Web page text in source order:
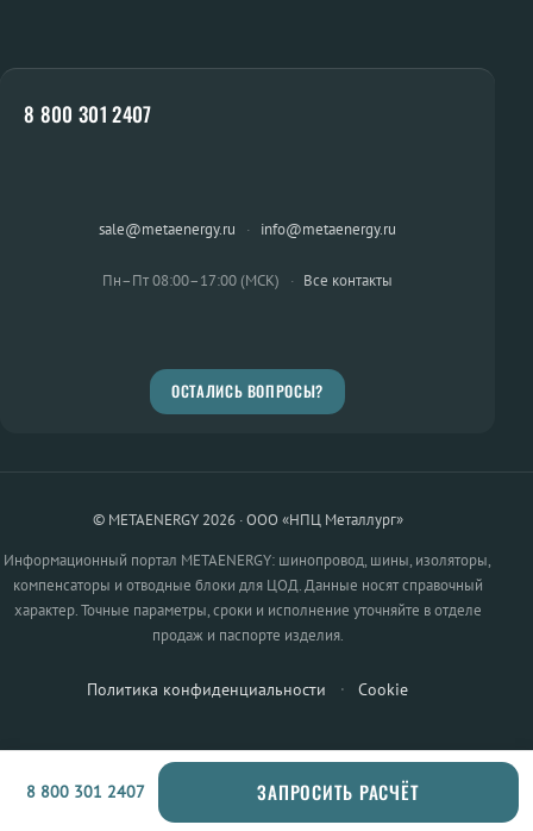
8 800 301 2407
sale@metaenergy.ru · info@metaenergy.ru
Пн–Пт 08:00–17:00 (МСК) · Все контакты
ОСТАЛИСЬ ВОПРОСЫ?
© METAENERGY 2026 · ООО «НПЦ Металлург»
Информационный портал METAENERGY: шинопровод, шины, изоляторы,
компенсаторы и отводные блоки для ЦОД. Данные носят справочный
характер. Точные параметры, сроки и исполнение уточняйте в отделе
продаж и паспорте изделия.
Политика конфиденциальности · Cookie
8 800 301 2407 ЗАПРОСИТЬ РАСЧЁТ